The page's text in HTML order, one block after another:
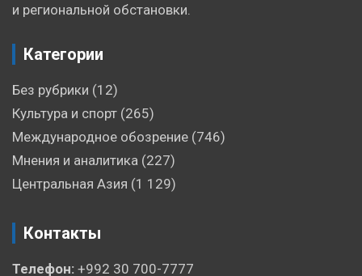
и региональной обстановки.
Категории
Без рубрики (12)
Культура и спорт (265)
Международное обозрение (746)
Мнения и аналитика (227)
Центральная Азия (1 129)
Контакты
Телефон: +992 30 700-7777